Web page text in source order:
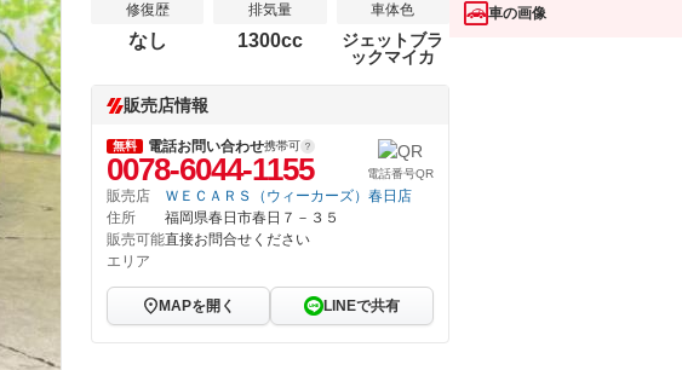
修復歴
なし
排気量
1300cc
車体色
ジェットブラ
ックマイカ
販売店情報
無料 電話お問い合わせ携帯可
0078-6044-1155 電話番号QR
販売店
ＷＥＣＡＲＳ（ウィーカーズ）春日店
住所
福岡県春日市春日７－３５
販売可能
エリア
直接お問合せください
MAPを開く LINEで共有
車の画像